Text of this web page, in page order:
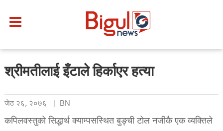
श्रीमतीलाई इँटाले हिर्काएर हत्या
जेठ २६, २०७६ BN
कपिलवस्तुको सिद्धार्थ क्याम्पसस्थित बुङ्ची टोल नजीकै एक व्यक्तिले